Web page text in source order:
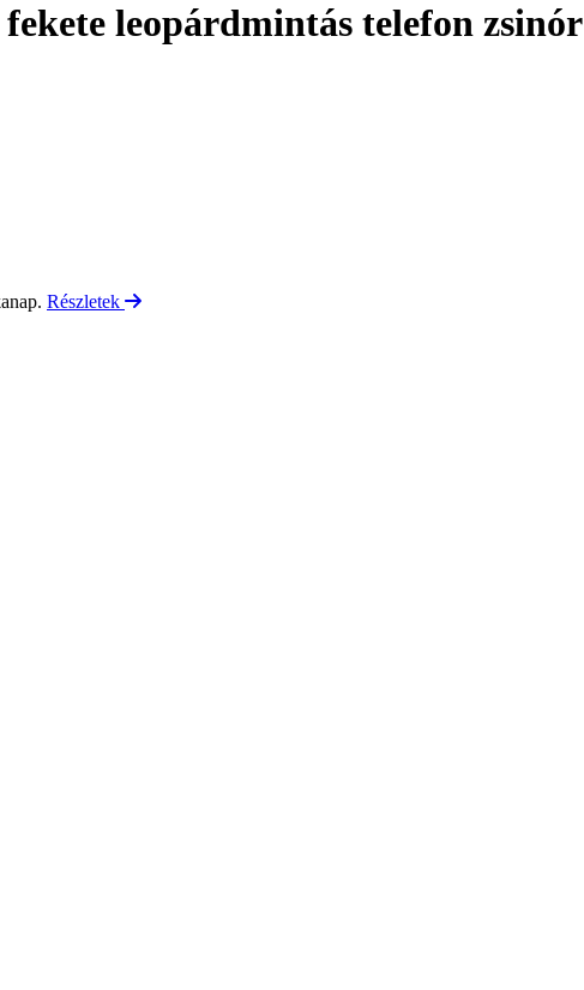
leopárdmintás telefon zsinór
Részletek